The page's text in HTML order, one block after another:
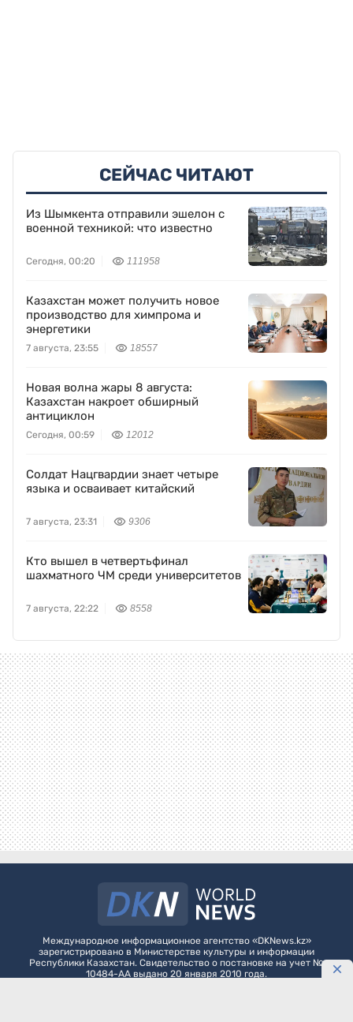
СЕЙЧАС ЧИТАЮТ
Из Шымкента отправили эшелон с
военной техникой: что известно
Сегодня, 00:20 111958
Казахстан может получить новое
производство для химпрома и
энергетики
7 августа, 23:55 18557
Новая волна жары 8 августа:
Казахстан накроет обширный
антициклон
Сегодня, 00:59 12012
Солдат Нацгвардии знает четыре
языка и осваивает китайский
7 августа, 23:31 9306
Кто вышел в четвертьфинал
шахматного ЧМ среди университетов
7 августа, 22:22 8558
Международное информационное агентство «DKNews.kz»
зарегистрировано в Министерстве культуры и информации
Республики Казахстан. Свидетельство о постановке на учет №
10484-АА выдано 20 января 2010 года.